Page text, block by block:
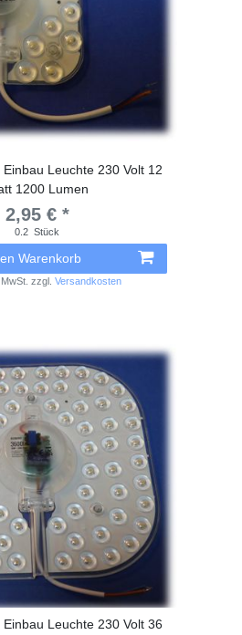
Leuchte 230 Volt 12
1200 Lumen
2,95 € *
0.2 Stück
Warenkorb
zzgl.Versandkosten
Leuchte 230 Volt 36